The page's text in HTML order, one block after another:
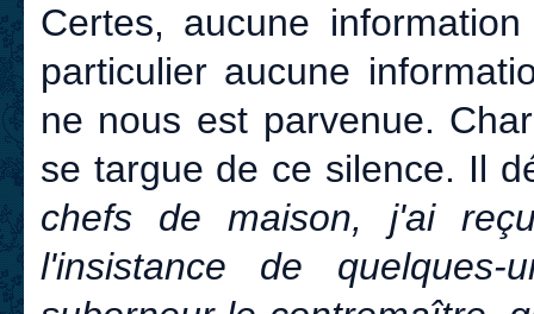
Certes, aucune
particulier aucune
ne nous est parvenue.
se targue de ce silence. Il
chefs de maison, j'ai
l'insistance de